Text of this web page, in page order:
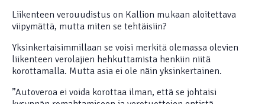
Liikenteen verouudistus on Kallion mukaan aloitettava
viipymättä, mutta miten se tehtäisiin?
Yksinkertaisimmillaan se voisi merkitä olemassa olevien
liikenteen verolajien hehkuttamista henkiin niitä
korottamalla. Mutta asia ei ole näin yksinkertainen.
”Autoveroa ei voida korottaa ilman, että se johtaisi